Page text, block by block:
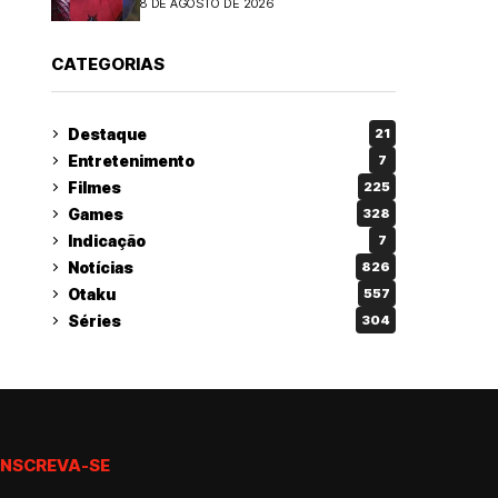
CATEGORIAS
Destaque 21
Entretenimento 7
Filmes 225
Games 328
Indicação 7
Notícias 826
Otaku 557
Séries 304
SE